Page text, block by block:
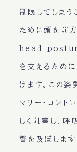
制限してしまう
ために頭を前
head posture
を支えるため
けます。この
マリー・コント
しく阻害し、
響を及ぼします